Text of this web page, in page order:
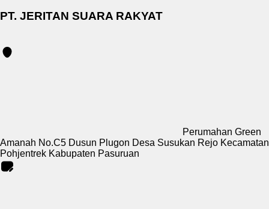
PT. JERITAN SUARA RAKYAT
Perumahan Green
Amanah No.C5 Dusun Plugon Desa Susukan Rejo Kecamatan
Pohjentrek Kabupaten Pasuruan